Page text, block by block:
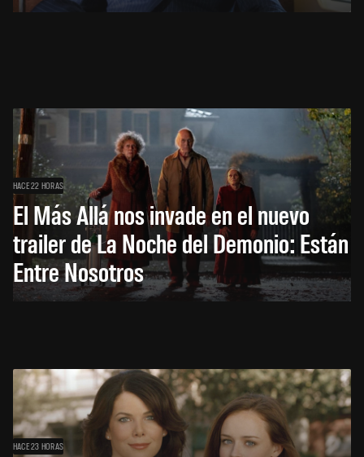
HACE 22 HORAS
El Más Allá nos invade en el nuevo
trailer de La Noche del Demonio: Están
Entre Nosotros
HACE 23 HORAS